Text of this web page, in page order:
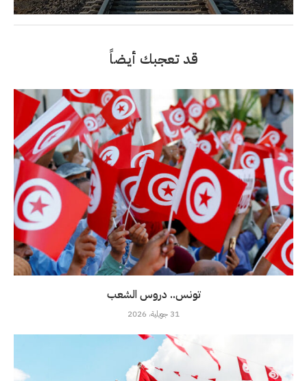
قد تعجبك أيضاً
تونس.. دروس الشعب
31 جويلية، 2026